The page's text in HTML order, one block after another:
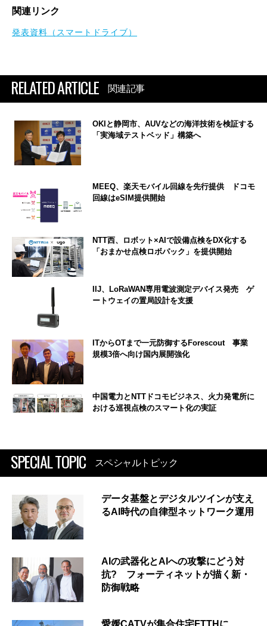
関連リンク
発表資料（スマートドライブ）
RELATED ARTICLE 関連記事
OKIと静岡市、AUVなどの海洋技術を検証する
「実海域テストベッド」構築へ
MEEQ、楽天モバイル回線を先行提供 ドコモ
回線はeSIM提供開始
NTT西、ロボット×AIで設備点検をDX化する
「おまかせ点検ロボパック」を提供開始
IIJ、LoRaWAN専用電波測定デバイス発売 ゲ
ートウェイの置局設計を支援
ITからOTまで一元防御するForescout 事業
規模3倍へ向け国内展開強化
中国電力とNTTドコモビジネス、火力発電所に
おける巡視点検のスマート化の実証
SPECIAL TOPIC スペシャルトピック
データ基盤とデジタルツインが支え
るAI時代の自律型ネットワーク運用
AIの武器化とAIへの攻撃にどう対
抗? フォーティネットが描く新・
防御戦略